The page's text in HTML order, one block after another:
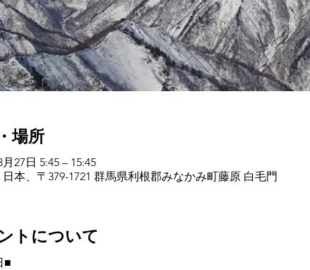
場所
27日 5:45 – 15:45
日本、〒379-1721 群馬県利根郡みなかみ町藤原 白毛門
トについて
■